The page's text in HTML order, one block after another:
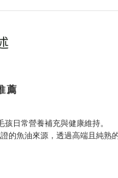
薦
日常營養補充與健康維持。
魚油來源，透過高端且純熟